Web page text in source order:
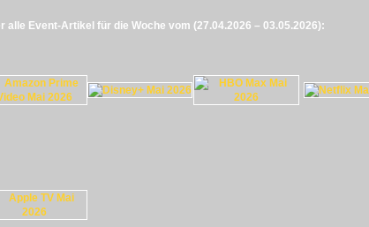
alle Event-Artikel für die Woche vom (27.04.2026 – 03.05.2026):